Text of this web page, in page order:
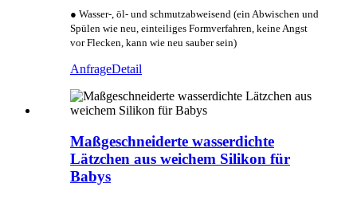
● Wasser-, öl- und schmutzabweisend (ein Abwischen und
Spülen wie neu, einteiliges Formverfahren, keine Angst
vor Flecken, kann wie neu sauber sein)
AnfrageDetail
Maßgeschneiderte wasserdichte
Lätzchen aus weichem Silikon für
Babys